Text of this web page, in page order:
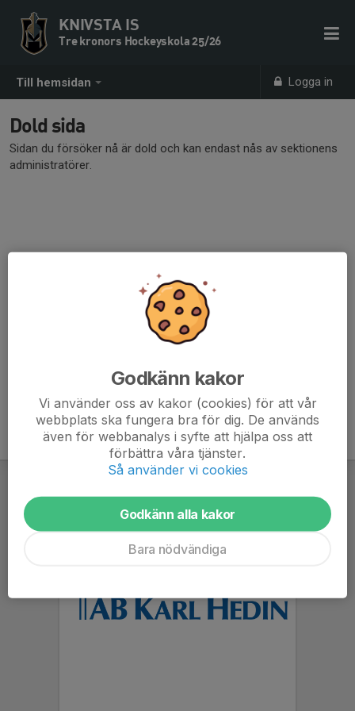
Till hemsidan Logga in
KNIVSTA IS
Tre kronors Hockeyskola 25/26
Dold sida
Sidan du försöker nå är dold och kan endast nås av sektionens
administratörer.
Godkänn kakor
Vi använder oss av kakor (cookies) för att vår
webbplats ska fungera bra för dig. De används
även för webbanalys i syfte att hjälpa oss att
förbättra våra tjänster.
Så använder vi cookies
Godkänn alla kakor
Bara nödvändiga